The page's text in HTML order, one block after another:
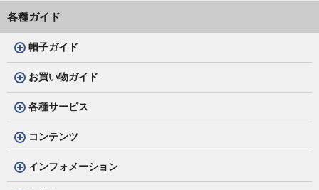
各種ガイド
帽子ガイド
お買い物ガイド
各種サービス
コンテンツ
インフォメーション